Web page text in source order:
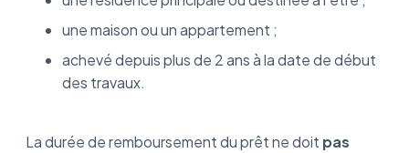
une maison ou un appartement ;
achevé depuis plus de 2 ans à la date de début
des travaux.
La durée de remboursement du prêt ne doit pas